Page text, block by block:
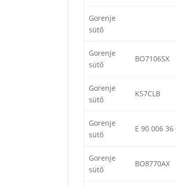
Gorenje
sütő
Gorenje
sütő
BO7106SX
Gorenje
sütő
K57CLB
Gorenje
sütő
E 90 006
Gorenje
sütő
BO8770AX